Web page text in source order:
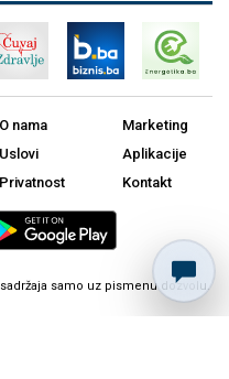
O nama
Uslovi
Privatnost
Marketing
Aplikacije
Kontakt
samo uz pismenu dozvolu.